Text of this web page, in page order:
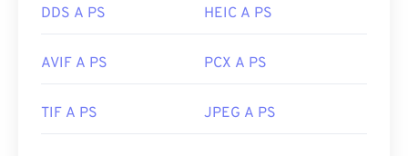
DDS A PS HEIC A PS
AVIF A PS PCX A PS
TIF A PS JPEG A PS